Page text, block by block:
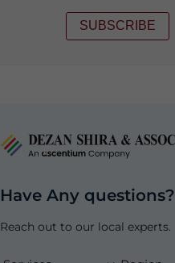
SUBSCRIBE
Have Any questions?
Reach out to our local experts.